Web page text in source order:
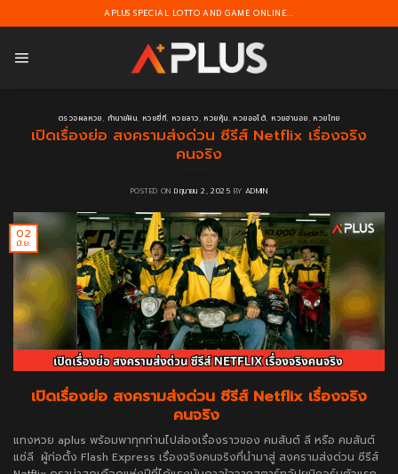
to
APLUS SPECIAL LOTTO AND GAME ONLINE...
ตรวจผลหวย, ทำนายฝัน, หวยยี่กี, หวยลาว, หวยหุ้น, หวยออโต้, หวยฮานอย, หวยไทย
เปิดเรื่องย่อ สงครามส่งด่วน ซีรีส์ Netflix เรื่องจริง
คนจริง
POSTED ONมิถุนายน 2, 2025 BY ADMIN
02
มิ.ย.
เปิดเรื่องย่อ สงครามส่งด่วน ซีรีส์ Netflix เรื่องจริง
คนจริง
แทงหวย aplus พร้อมพาทุกท่านไปส่องเรื่องราวของ คมสันต์ ลี หรือ คมสันต์
แซ่ลี ผู้ก่อตั้ง Flash Express เรื่องจริงคนจริงที่นำมาสู่ สงครามส่งด่วน ซีรีส์